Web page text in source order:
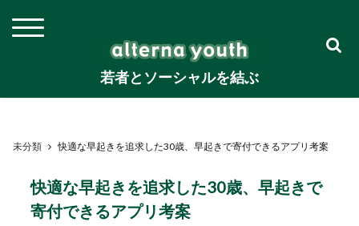
若者とソーシャルを結ぶ
未分類 快適な早起きを追求した30歳、早起きで寄付できるアプリ考案
快適な早起きを追求した30歳、早起きで
寄付できるアプリ考案